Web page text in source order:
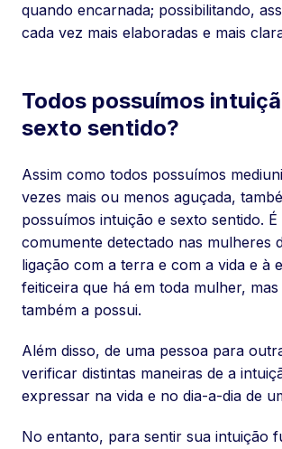
quando encarnada; possibilitando,
cada vez mais elaboradas e mais
Todos possuímos
sexto sentido?
Assim como todos possuímos
vezes mais ou menos aguçada,
possuímos intuição e sexto sentido. É
comumente detectado nas mulheres
ligação com a terra e com a vida e à
feiticeira que há em toda mulher,
também a possui.
Além disso, de uma pessoa para
verificar distintas maneiras de a
expressar na vida e no dia-a-dia de
No entanto, para sentir sua intuição